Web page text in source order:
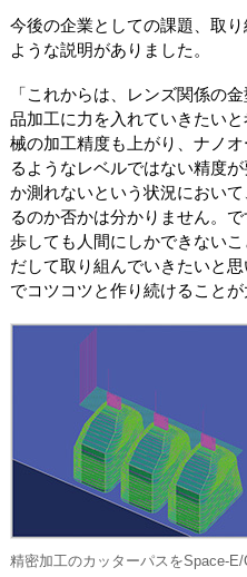
今後の企業としての課題、取
ような説明がありました。
「これからは、レンズ関係の
品加工に力を入れていきたい
械の加工精度も上がり、ナノ
るようなレベルではない精度
か測れないという状況におい
るのか否かは分かりません。
歩しても人間にしかできない
だして取り組んでいきたいと
でコツコツと作り続けることが
精密加工のカッターパスをSpace-